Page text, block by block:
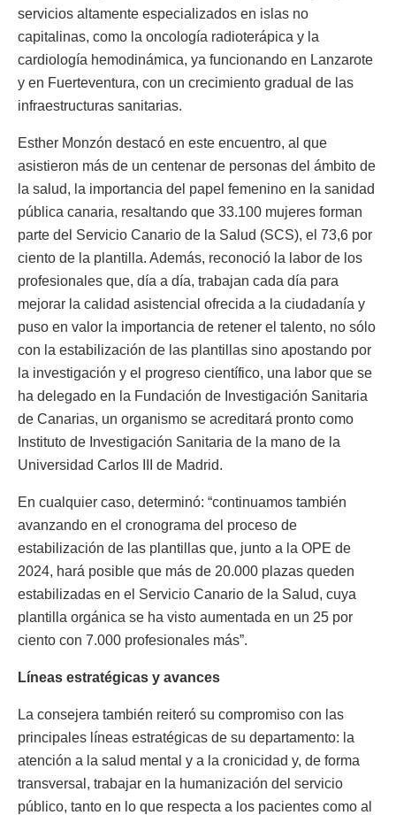
servicios altamente especializados en islas no
capitalinas, como la oncología radioterápica y la
cardiología hemodinámica, ya funcionando en Lanzarote
y en Fuerteventura, con un crecimiento gradual de las
infraestructuras sanitarias.
Esther Monzón destacó en este encuentro, al que
asistieron más de un centenar de personas del ámbito de
la salud, la importancia del papel femenino en la sanidad
pública canaria, resaltando que 33.100 mujeres forman
parte del Servicio Canario de la Salud (SCS), el 73,6 por
ciento de la plantilla. Además, reconoció la labor de los
profesionales que, día a día, trabajan cada día para
mejorar la calidad asistencial ofrecida a la ciudadanía y
puso en valor la importancia de retener el talento, no sólo
con la estabilización de las plantillas sino apostando por
la investigación y el progreso científico, una labor que se
ha delegado en la Fundación de Investigación Sanitaria
de Canarias, un organismo se acreditará pronto como
Instituto de Investigación Sanitaria de la mano de la
Universidad Carlos III de Madrid.
En cualquier caso, determinó: “continuamos también
avanzando en el cronograma del proceso de
estabilización de las plantillas que, junto a la OPE de
2024, hará posible que más de 20.000 plazas queden
estabilizadas en el Servicio Canario de la Salud, cuya
plantilla orgánica se ha visto aumentada en un 25 por
ciento con 7.000 profesionales más”.
Líneas estratégicas y avances
La consejera también reiteró su compromiso con las
principales líneas estratégicas de su departamento: la
atención a la salud mental y a la cronicidad y, de forma
transversal, trabajar en la humanización del servicio
público, tanto en lo que respecta a los pacientes como al